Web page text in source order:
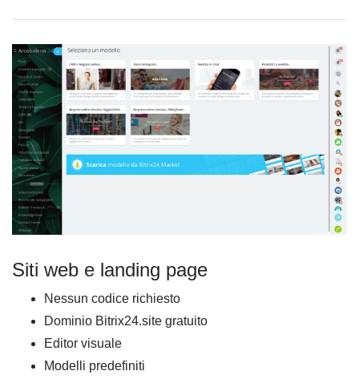
Siti web e landing page
Nessun codice richiesto
Dominio Bitrix24.site gratuito
Editor visuale
Modelli predefiniti